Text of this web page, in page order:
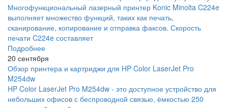
Многофункциональный лазерный принтер Konic Minolta C224e
выполняет множество функций, таких как печать,
сканирование, копирование и отправка факсов. Скорость
печати C224e составляет
Подробнее
20 сентября
Обзор принтера и картриджи для HP Color LaserJet Pro
M254dw
HP Color LaserJet Pro M254dw - это доступное устройство для
небольших офисов с беспроводной связью, ёмкостью 250